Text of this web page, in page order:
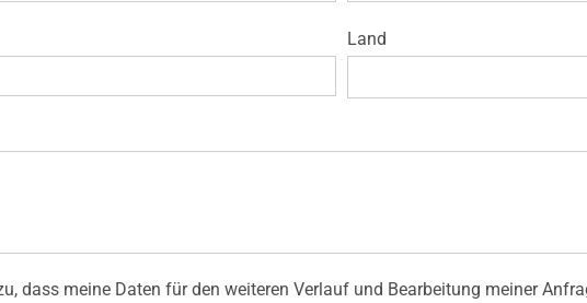
Land
dass meine Daten für den weiteren Verlauf und Bearbeitung meiner